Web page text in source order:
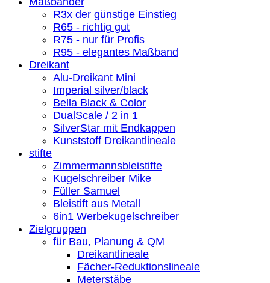
R3x der günstige Einstieg
R65 - richtig gut
R75 - nur für Profis
R95 - elegantes Maßband
Dreikant
Alu-Dreikant Mini
Imperial silver/black
Bella Black & Color
DualScale / 2 in 1
SilverStar mit Endkappen
Kunststoff Dreikantlineale
stifte
Zimmermannsbleistifte
Kugelschreiber Mike
Füller Samuel
Bleistift aus Metall
6in1 Werbekugelschreiber
Zielgruppen
für Bau, Planung & QM
Dreikantlineale
Fächer-Reduktionslineale
Meterstäbe